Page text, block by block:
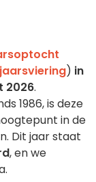
) in
2026.
1986, is deze
in de
Dit jaar staat
, en we